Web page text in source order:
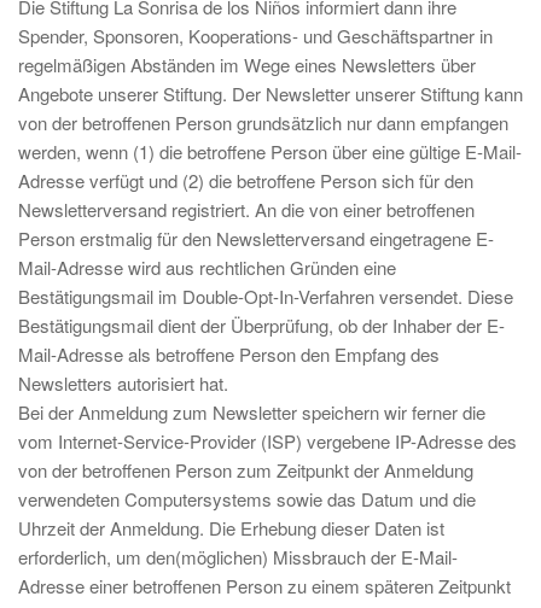
Die Stiftung La Sonrisa de los Niños informiert dann ihre
Spender, Sponsoren, Kooperations- und Geschäftspartner in
regelmäßigen Abständen im Wege eines Newsletters über
Angebote unserer Stiftung. Der Newsletter unserer Stiftung kann
von der betroffenen Person grundsätzlich nur dann empfangen
werden, wenn (1) die betroffene Person über eine gültige E-Mail-
Adresse verfügt und (2) die betroffene Person sich für den
Newsletterversand registriert. An die von einer betroffenen
Person erstmalig für den Newsletterversand eingetragene E-
Mail-Adresse wird aus rechtlichen Gründen eine
Bestätigungsmail im Double-Opt-In-Verfahren versendet. Diese
Bestätigungsmail dient der Überprüfung, ob der Inhaber der E-
Mail-Adresse als betroffene Person den Empfang des
Newsletters autorisiert hat.
Bei der Anmeldung zum Newsletter speichern wir ferner die
vom Internet-Service-Provider (ISP) vergebene IP-Adresse des
von der betroffenen Person zum Zeitpunkt der Anmeldung
verwendeten Computersystems sowie das Datum und die
Uhrzeit der Anmeldung. Die Erhebung dieser Daten ist
erforderlich, um den(möglichen) Missbrauch der E-Mail-
Adresse einer betroffenen Person zu einem späteren Zeitpunkt